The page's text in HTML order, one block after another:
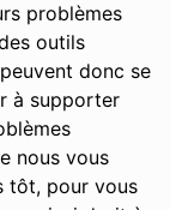
problèmes
outils
donc se
à supporter
nous vous
tôt, pour vous